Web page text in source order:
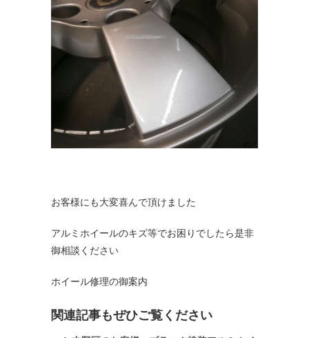
お客様にも大変喜んで頂けました
アルミホイールのキズ等でお困りでしたら是非
御相談ください
ホイール修理の御案内
関連記事もぜひご覧ください